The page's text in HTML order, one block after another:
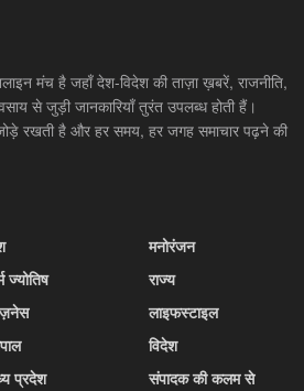
मंच है जहाँ देश-विदेश की ताज़ा ख़बरें, राजनीति,
से जुड़ी जानकारियाँ तुरंत उपलब्ध होती हैं।
रखती है और हर समय, हर जगह समाचार पढ़ने की
ज्योतिष
प्रदेश
मनोरंजन
राज्य
लाइफस्टाइल
विदेश
संपादक की कलम से